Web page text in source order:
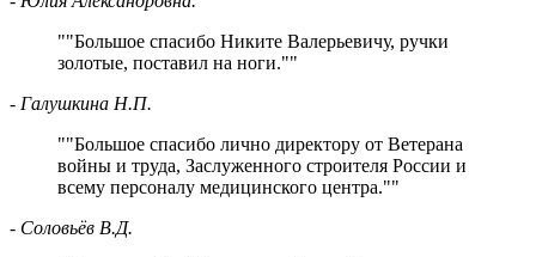
" Большое спасибо Никите Валерьевичу, ручки
золотые, поставил на ноги. "
- Галушкина Н.П.
" Большое спасибо лично директору от Ветерана
войны и труда, Заслуженного строителя России и
всему персоналу медицинского центра. "
- Соловьёв В.Д.